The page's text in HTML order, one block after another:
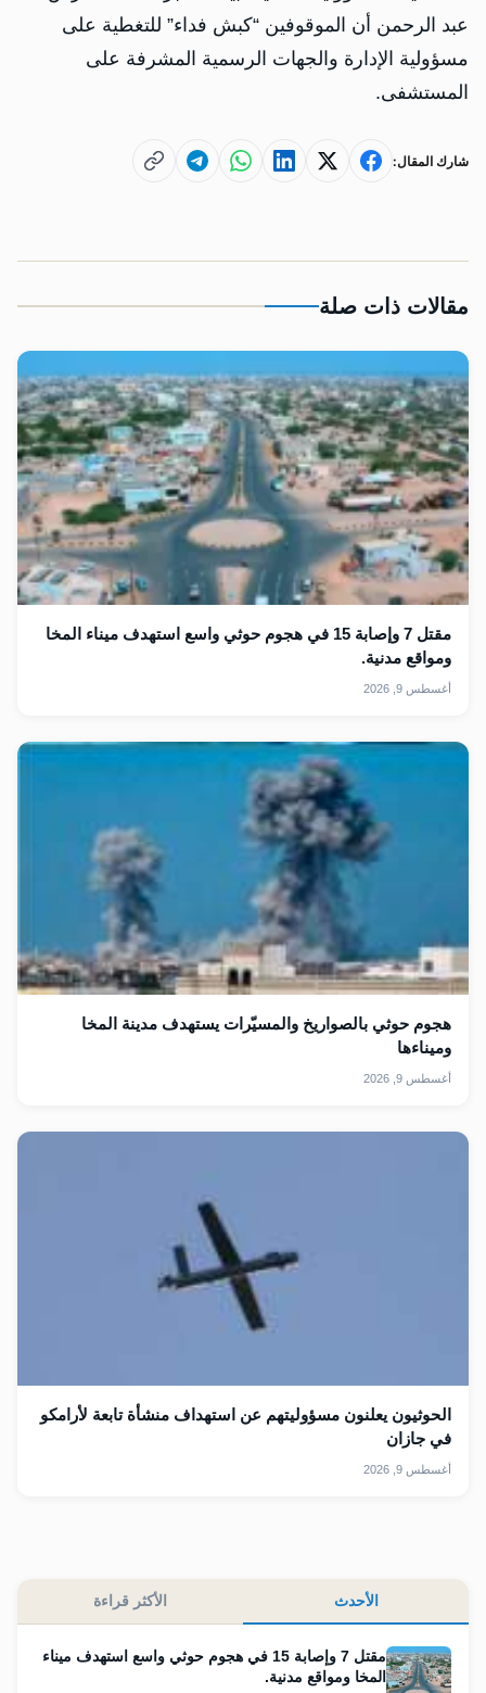
عبد الرحمن أن الموقوفين “كبش فداء” للتغطية على
مسؤولية الإدارة والجهات الرسمية المشرفة على
المستشفى.
شارك المقال:
مقالات ذات صلة
مقتل 7 وإصابة 15 في هجوم حوثي واسع استهدف ميناء المخا
ومواقع مدنية.
أغسطس 9, 2026
هجوم حوثي بالصواريخ والمسيّرات يستهدف مدينة المخا
وميناءها
أغسطس 9, 2026
الحوثيون يعلنون مسؤوليتهم عن استهداف منشأة تابعة لأرامكو
في جازان
أغسطس 9, 2026
الأحدث الأكثر قراءة
مقتل 7 وإصابة 15 في هجوم حوثي واسع استهدف ميناء
المخا ومواقع مدنية.